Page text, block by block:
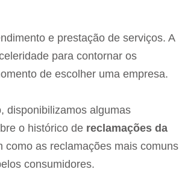
e prestação de serviços. A
para contornar os
de escolher uma empresa.
disponibilizamos algumas
o histórico de reclamações da
como as reclamações mais comuns
consumidores.